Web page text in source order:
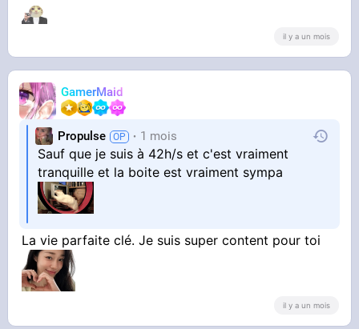
il y a un mois
GamerMaid
Propulse 1 mois
Sauf que je suis à 42h/s et c'est vraiment
tranquille et la boite est vraiment sympa
La vie parfaite clé. Je suis super content pour toi
il y a un mois